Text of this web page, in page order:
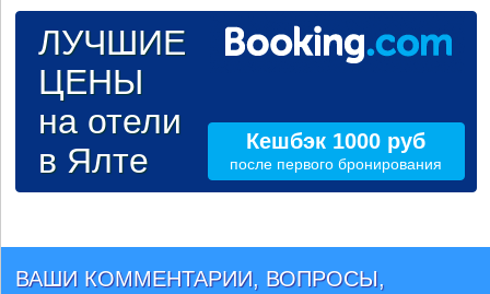
ЛУЧШИЕ
ЦЕНЫ
на отели
в Ялте
Кешбэк 1000 руб
после первого бронирования
ВАШИ КОММЕНТАРИИ, ВОПРОСЫ,